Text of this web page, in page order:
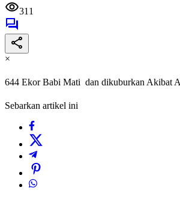
311
×
644 Ekor Babi Mati dan dikuburkan Akibat
Sebarkan artikel ini